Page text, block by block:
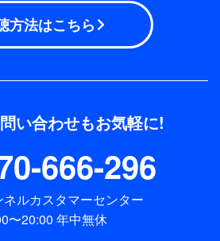
方法はこちら
い合わせもお気軽に!
666-296
ルカスタマーセンター
〜20:00 年中無休